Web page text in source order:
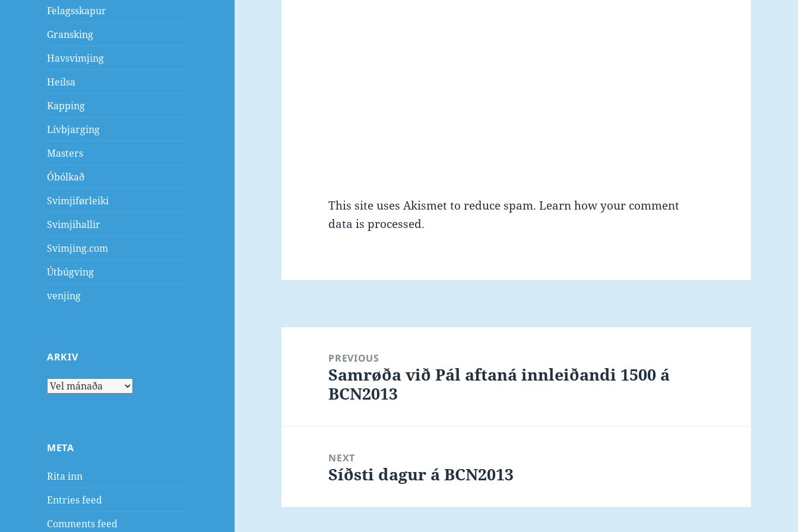
Felagsskapur
Gransking
Havsvimjing
Heilsa
Kapping
Lívbjarging
Masters
Óbólkað
Svimjiførleiki
Svimjihallir
Svimjing.com
Útbúgving
venjing
ARKIV
Arkiv
META
Rita inn
Entries feed
Comments feed
This site uses Akismet to reduce spam.Learn how your comment
data is processed.
navigationPREVIOUS
Previous
post:
Samrøða við Pál aftaná innleiðandi 1500 á
BCN2013
NEXT
Next
Síðsti dagur á BCN2013